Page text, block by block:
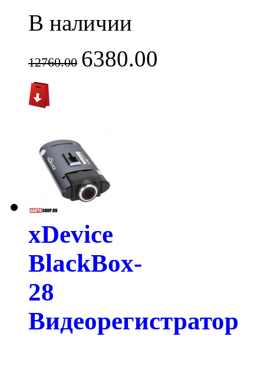
В наличии
12760.00 6380.00
xDevice
BlackBox-
28
Видеорегистратор